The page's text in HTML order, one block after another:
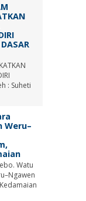
: Suheti
Weru–
Watu